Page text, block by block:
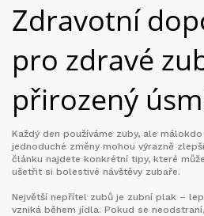
Zdravotní
pro zdravé
přirozený
Každý den používáme zuby, ale
jednoduché změny mohou výrazně
článku najdete konkrétní tipy, které
ušetřit si bolestivé návštěvy zubaře.
Největší nepřítel zubů je zubní plak –
vzniká během jídla. Pokud se